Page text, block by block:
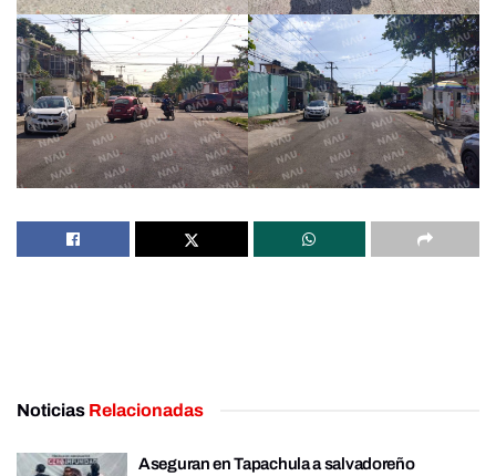
Noticias Relacionadas
Aseguran en Tapachula a salvadoreño